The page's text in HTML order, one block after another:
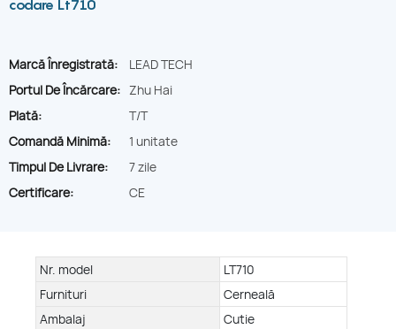
codare Lt710
Marcă Înregistrată:
LEAD TECH
Portul De Încărcare: Zhu Hai
Plată:
T/T
Comandă Minimă:
1 unitate
Timpul De Livrare:
7 zile
Certificare:
CE
Nr. model
LT710
Furnituri
Cerneală
Ambalaj
Cutie